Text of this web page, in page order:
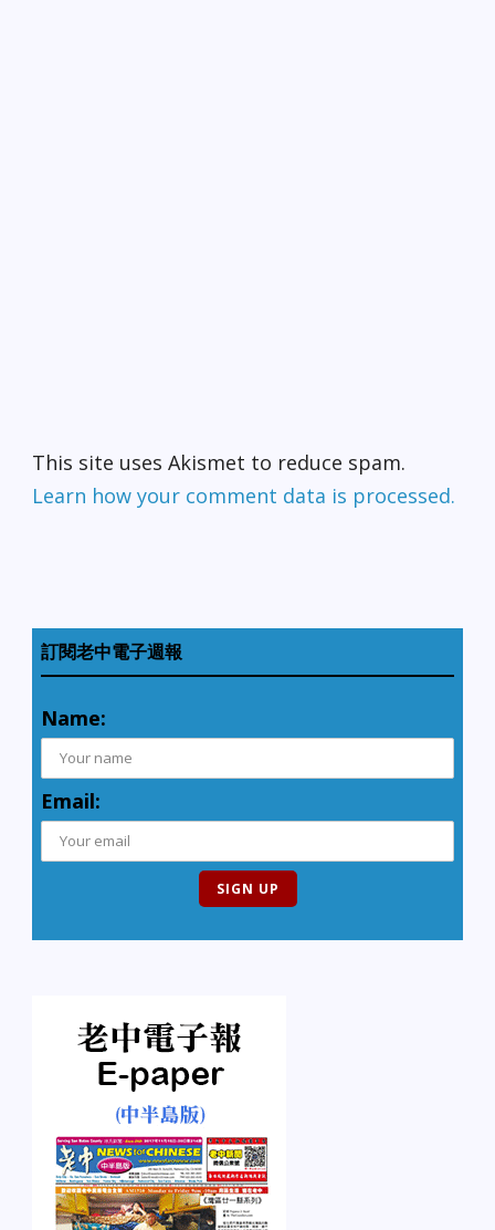
This site uses Akismet to reduce spam.
Learn how your comment data is processed.
訂閱老中電子週報
Name:
Email: